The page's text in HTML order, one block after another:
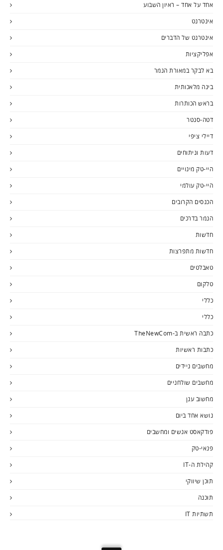
אחד על אחד – ראיון השבוע
אינטרנט
אינטרנט של הדברים
אפליקציות
בא לבקר במאורת הנמר
בינה מלאכותית
בראש הכותרות
דטה-סנטר
דיילי ציפי
דעות וניתוחים
היי-טק מינויים
היי-טק עולמי
הכנסים הקרובים
הנמר בדרכים
חדשות
חדשות מתפרצות
טאבלטים
טלקום
כללי
כללי
כתבה ראשית ב-TheNewCom
כתבות ראשיות
מחשבים ניידים
מחשבים שולחניים
מחשוב ענן
נושא אחד ביום
פודקאסט אנשים ומחשבים
פנאי-טק
קהילת ה-IT
תוכן שיווקי
תוכנה
תשתיות IT